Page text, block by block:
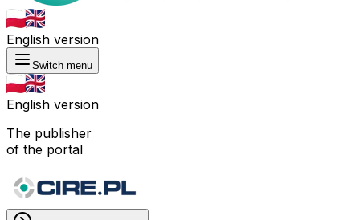
English version
Switch menu
English version
The publisher
of the portal